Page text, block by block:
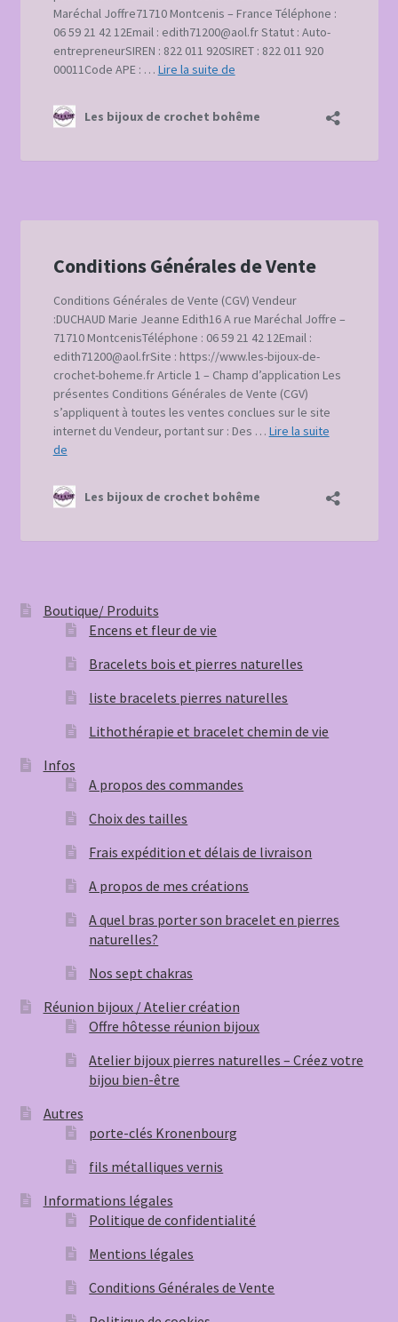
Boutique/ Produits
Encens et fleur de vie
Bracelets bois et pierres naturelles
liste bracelets pierres naturelles
Lithothérapie et bracelet chemin de vie
Infos
A propos des commandes
Choix des tailles
Frais expédition et délais de livraison
A propos de mes créations
A quel bras porter son bracelet en pierres
naturelles?
Nos sept chakras
Réunion bijoux / Atelier création
Offre hôtesse réunion bijoux
Atelier bijoux pierres naturelles – Créez votre
bijou bien-être
Autres
porte-clés Kronenbourg
fils métalliques vernis
Informations légales
Politique de confidentialité
Mentions légales
Conditions Générales de Vente